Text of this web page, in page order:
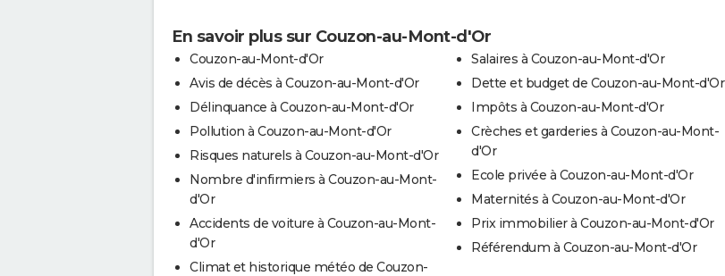
En savoir plus sur Couzon-au-Mont-d'Or
Couzon-au-Mont-d'Or
Avis de décès à Couzon-au-Mont-d'Or
Délinquance à Couzon-au-Mont-d'Or
Pollution à Couzon-au-Mont-d'Or
Risques naturels à Couzon-au-Mont-d'Or
Nombre d'infirmiers à Couzon-au-Mont-
d'Or
Accidents de voiture à Couzon-au-Mont-
d'Or
Climat et historique météo de Couzon-
Salaires à Couzon-au-Mont-d'Or
Dette et budget de Couzon-au-Mont-d'Or
Impôts à Couzon-au-Mont-d'Or
Crèches et garderies à Couzon-au-Mont-
d'Or
Ecole privée à Couzon-au-Mont-d'Or
Maternités à Couzon-au-Mont-d'Or
Prix immobilier à Couzon-au-Mont-d'Or
Référendum à Couzon-au-Mont-d'Or